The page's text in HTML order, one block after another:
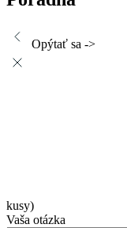
Opýtať sa ->
kusy)
Vaša otázka